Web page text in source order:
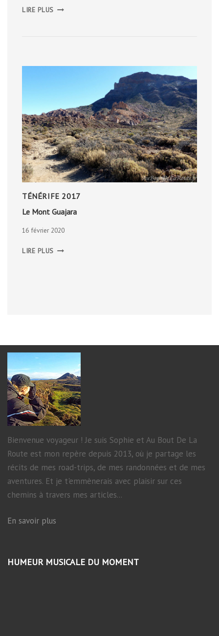
LIRE PLUS PARC
TÉNÉRIFE 2017
Le Mont Guajara
16 février 2020
LIRE PLUS MONT
Bienvenue voyageur ! Je suis Sophie et Au Bout De La
Route est mon repère depuis 2013, où je partage les
récits de mes road-trips, de mes randonnées et de mes
aventures. Et je t'emmènerais avec plaisir sur ces
chemins à travers mes articles...
En savoir plus
HUMEUR MUSICALE DU MOMENT